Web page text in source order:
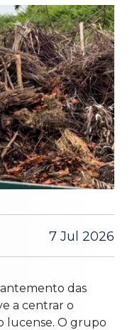
7 Jul 2026
das
a centrar o
lucense. O grupo